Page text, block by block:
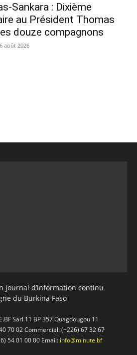
Sankara : Dixième
au Président Thomas
douze compagnons
6 août 2026
journal d’information continu
du Burkina Faso
Sarl 11 BP 357 Ouagdougou 11
70 02 Commercial: (+226) 67 32 67
54 01 00 00 Email: info@minute.bf